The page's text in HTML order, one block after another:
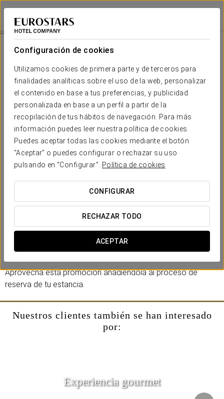
Configuración de cookies
Utilizamos cookies de primera parte y de terceros para
finalidades analíticas sobre el uso de la web, personalizar
el contenido en base a tus preferencias, y publicidad
personalizada en base a un perfil a partir de la
recopilación de tus hábitos de navegación. Para más
información puedes leer nuestra política de cookies.
Puedes aceptar todas las cookies mediante el botón
“Aceptar” o puedes configurar o rechazar su uso
pulsando en “Configurar”.
Política de cookies
CONFIGURAR
RECHAZAR TODO
ACEPTAR
Eurostars Rey Fernando
ZARAGOZA
Experiencia Romántica
15 €
Experiencia romántica
Disfruta de una experiencia inolvidable y sorprende a tu
pareja con nuestra experiencia romántica.
Incluye:
-Deliciosas chocolatinas.
Aprovecha esta promoción añadiéndola al proceso de
reserva de tu estancia.
Nuestros clientes también se han interesado
por:
Experiencia gourmet